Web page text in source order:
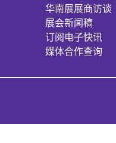
华南展展商访谈
展会新闻稿
订阅电子快讯
媒体合作查询